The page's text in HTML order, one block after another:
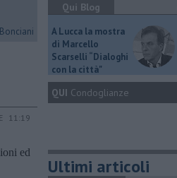
11:19
ed
Qui Blog
A Lucca la mostra
di Marcello
Scarselli “Dialoghi
con la città"
QUI Condoglianze
Ultimi articoli